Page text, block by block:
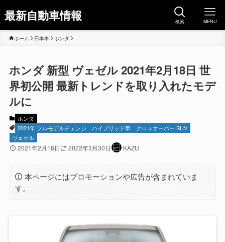
最新自動車情報 検索 MENU
ホーム 日本車 ホンダ
ホンダ 新型 ヴェゼル 2021年2月18日 世
界初公開 最新トレンドを取り入れたモデ
ルに
ホンダ
2021年 フルモデルチェンジ
ハイブリッド車
クロスオーバー SUV
ヴェゼル
2021年2月18日 2022年3月30日 KAZU
本ページにはプロモーションや広告が含まれていま
す。